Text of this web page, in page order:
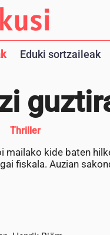
Eduki sortzaileak
Thriller
mailako kide baten
fiskala. Auzian